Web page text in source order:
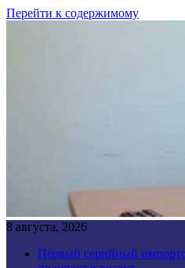
Перейти к содержимому
8 августа, 2026
Первый серийный